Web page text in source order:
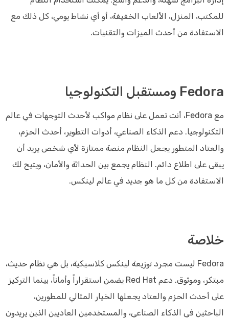
للمكتب، المنزل، الألعاب الخفيفة، أو أي نشاط يومي، كل ذلك مع
الاستفادة من أحدث الميزات والتقنيات.
Fedora ومستقبل التكنولوجيا
مع Fedora، أنت تعمل على نظام مواكب لأحدث التوجهات في عالم
التكنولوجيا. دعم الذكاء الصناعي، أدوات التطوير، أحدث الحزم،
والعتاد المتطور يجعل النظام منصة ممتازة لأي شخص يريد أن
يبقى على اطلاع دائم. النظام يجمع بين الحداثة والأمان، ويتيح لك
الاستفادة من كل ما هو جديد في عالم لينكس.
خلاصة
Fedora ليست مجرد توزيعة لينكس كلاسيكية، بل هي نظام حديث،
مبتكر، وموثوق. دعم Red Hat يضمن استقراراً وأماناً، بينما التركيز
على أحدث الحزم والعتاد يجعلها الخيار المثالي للمطورين،
الباحثين في الذكاء الصناعي، والمستخدمين العاديين الذين يريدون